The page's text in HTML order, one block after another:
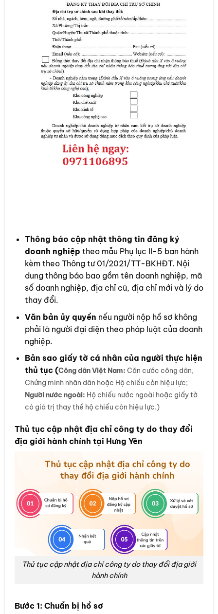
Thông báo cập nhật thông tin đăng ký
doanh nghiệp theo mẫu Phụ lục II-5 ban hành
kèm theo Thông tư 01/2021/TT-BKHĐT. Nội
dung thông báo bao gồm tên doanh nghiệp, mã
số doanh nghiệp, địa chỉ cũ, địa chỉ mới và lý do
thay đổi.
Văn bản ủy quyền nếu người nộp hồ sơ không
phải là người đại diện theo pháp luật của doanh
nghiệp.
Bản sao giấy tờ cá nhân của người thực hiện
thủ tục (Công dân Việt Nam: Căn cước công dân,
Chứng minh nhân dân hoặc Hộ chiếu còn hiệu lực;
Người nước ngoài: Hộ chiếu nước ngoài hoặc giấy tờ
có giá trị thay thế hộ chiếu còn hiệu lực.)
Thủ tục cập nhật địa chỉ công ty do thay đổi
địa giới hành chính tại Hưng Yên
Thủ tục cập nhật địa chỉ công ty do thay đổi địa giới
hành chính
Bước 1: Chuẩn bị hồ sơ